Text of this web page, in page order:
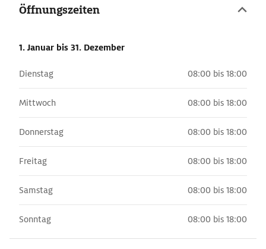
Öffnungszeiten
1. Januar bis 31. Dezember
Dienstag 08:00 bis 18:00
Mittwoch 08:00 bis 18:00
Donnerstag 08:00 bis 18:00
Freitag 08:00 bis 18:00
Samstag 08:00 bis 18:00
Sonntag 08:00 bis 18:00